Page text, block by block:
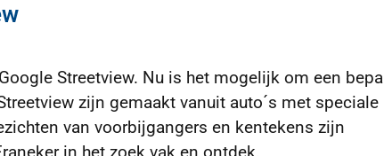
Streetview. Nu is het mogelijk om een
zijn gemaakt vanuit auto´s met speciale
van voorbijgangers en kentekens zijn